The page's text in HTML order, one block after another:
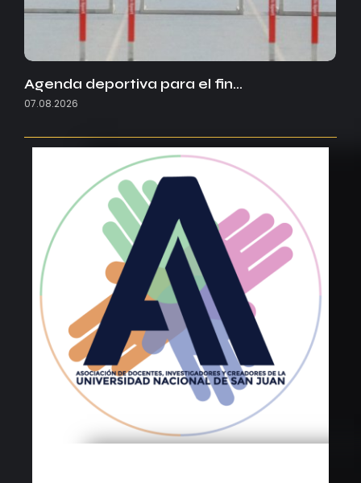
Agenda deportiva para el fin…
07.08.2026